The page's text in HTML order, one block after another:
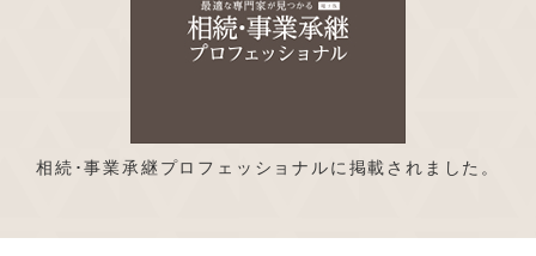
相続･事業承継プロフェッショナルに掲載されました。